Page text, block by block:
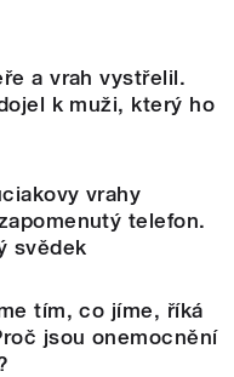
a vrah vystřelil.
k muži, který ho
vrahy
telefon.
svědek
tím, co jíme, říká
jsou onemocnění